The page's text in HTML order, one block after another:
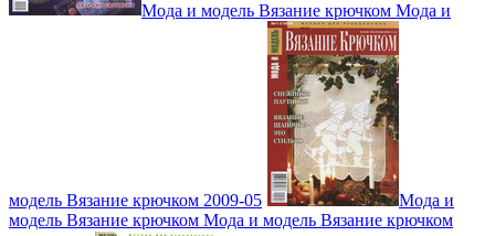
Мода и модель Вязание крючком Мода и
модель Вязание крючком 2009-05
Мода и
модель Вязание крючком Мода и модель Вязание крючком